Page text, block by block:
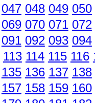
047 048 049 050
069 070 071 072
091 092 093 094
113 114 115 116
135 136 137 138
157 158 159 160